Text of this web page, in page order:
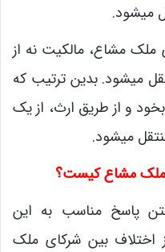
میشود.
ملک مشاع، مالکیت نه از
میشود. بدین ترتیب که
و از طریق ارث، از یک
میشود.
ملک مشاع کیست؟
پاسخ مناسب به این
بین شرکای ملک